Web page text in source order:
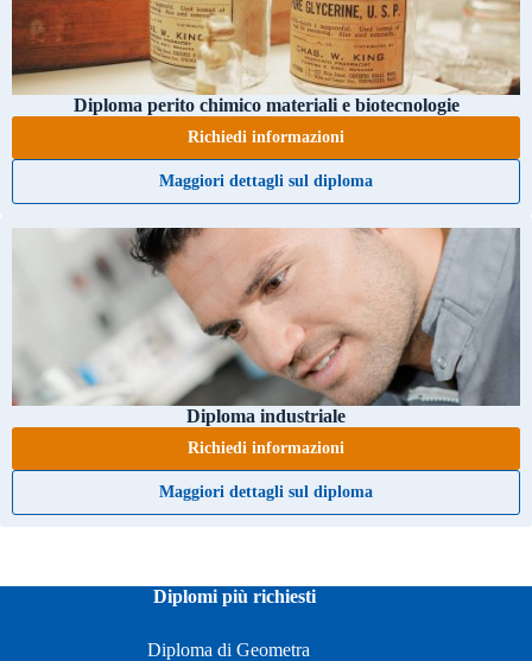
Diploma perito chimico materiali e biotecnologie
Richiedi informazioni
Maggiori dettagli sul diploma
Diploma industriale
Richiedi informazioni
Maggiori dettagli sul diploma
Diplomi più richiesti
Diploma di Geometra